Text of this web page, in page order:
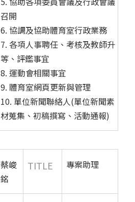
召開
6. 協調及協助體育室行政業務
7. 各項人事聘任、考核及教師升
等、評鑑事宜
8. 運動會相關事宜
9. 體育室網頁更新與管理
10. 單位新聞聯絡人(單位新聞素
材蒐集、初稿撰寫、活動通報)
蔡峻
銘
TITLE 專案助理